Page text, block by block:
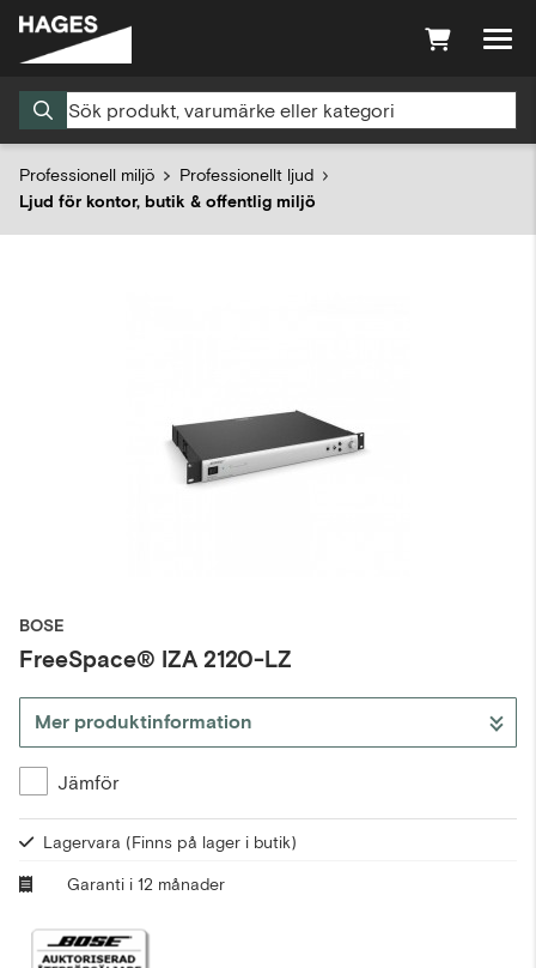
Professionell miljö
Professionellt ljud
Ljud för kontor, butik & offentlig miljö
BOSE
FreeSpace® IZA 2120-LZ
Mer produktinformation
Jämför
Lagervara (Finns på lager i butik)
Garanti i 12 månader